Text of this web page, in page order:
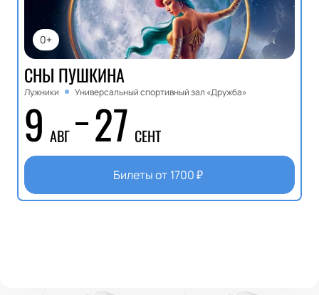
0+
СНЫ ПУШКИНА
Лужники Универсальный спортивный зал «Дружба»
9 АВГ 27 СЕНТ
Билеты от 1700₽